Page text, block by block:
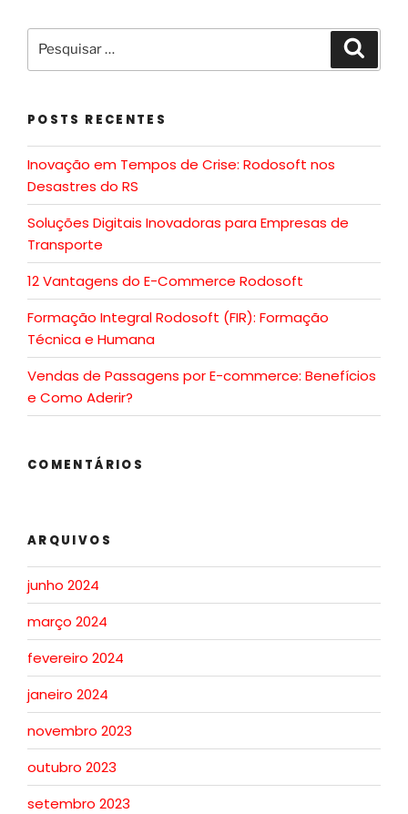
POSTS RECENTES
Inovação em Tempos de Crise: Rodosoft nos
Desastres do RS
Soluções Digitais Inovadoras para Empresas de
Transporte
12 Vantagens do E-Commerce Rodosoft
Formação Integral Rodosoft (FIR): Formação
Técnica e Humana
Vendas de Passagens por E-commerce: Benefícios
e Como Aderir?
COMENTÁRIOS
ARQUIVOS
junho 2024
março 2024
fevereiro 2024
janeiro 2024
novembro 2023
outubro 2023
setembro 2023